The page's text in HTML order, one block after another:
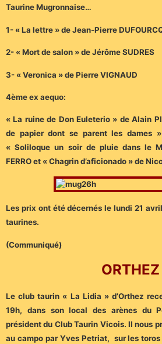
Taurine Mugronnaise…
1- « La lettre » de Jean-Pierre
2- « Mort de salon » de Jérôme SUDRES
3- « Veronica » de Pierre VIGNAUD
4ème ex aequo:
« La ruine de Don Euleterio » de Alain
de papier dont se parent les dames
« Soliloque un soir de pluie dans le
FERRO et « Chagrin d’aficionado » de
Les prix ont été décernés le lundi 21
taurines.
(Communiqué)
ORTHEZ
Le club taurin « La Lidia » d’Orthez
19h, dans son local des arènes du
président du Club Taurin Vicois. Il nous
au campo par Yves Petriat, sur les